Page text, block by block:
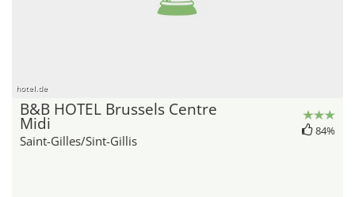
hotel.de
B&B HOTEL Brussels Centre
Midi
Saint-Gilles/Sint-Gillis
84%